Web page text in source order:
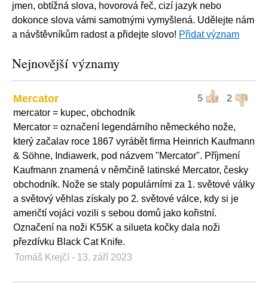
jmen, obtížná slova, hovorová řeč, cizí jazyk nebo
dokonce slova vámi samotnými vymyšlená. Udělejte nám
a návštěvníkům radost a přidejte slovo! Přidat význam
Nejnovější významy
5 2
Mercator
mercator = kupec, obchodník
Mercator = označení legendárního německého nože,
který začalav roce 1867 vyrábět firma Heinrich Kaufmann
& Söhne, Indiawerk, pod názvem "Mercator". Příjmení
Kaufmann znamená v němčině latinské Mercator, česky
obchodník. Nože se staly populárními za 1. světové války
a světový věhlas získaly po 2. světové válce, kdy si je
američtí vojáci vozili s sebou domů jako kořistní.
Označení na noži K55K a silueta kočky dala noži
přezdívku Black Cat Knife.
Tomáš Krejčí - 13. září 2023